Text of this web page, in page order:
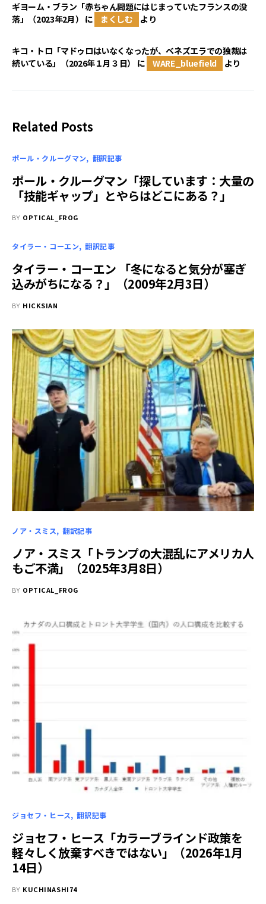
ギヨーム・ブラン「赤ちゃん問題にはじまっていたフランスの没
落」（2023年2月） に まくしむ より
キコ・トロ「マドゥロはいなくなったが、ベネズエラでの独裁は
続いている」（2026年１月３日）
に WARE_bluefield より
Related Posts
ポール・クルーグマン 翻訳記事
ポール・クルーグマン「探しています：大量の
「技能ギャップ」とやらはどこにある？」
BY OPTICAL_FROG
タイラー・コーエン 翻訳記事
タイラー・コーエン 「冬になると気分が塞ぎ
込みがちになる？」（2009年2月3日）
BY HICKSIAN
ノア・スミス 翻訳記事
ノア・スミス「トランプの大混乱にアメリカ人
もご不満」（2025年3月8日）
BY OPTICAL_FROG
ジョセフ・ヒース 翻訳記事
ジョセフ・ヒース「カラーブラインド政策を
軽々しく放棄すべきではない」（2026年1月
14日）
BY KUCHINASHI74